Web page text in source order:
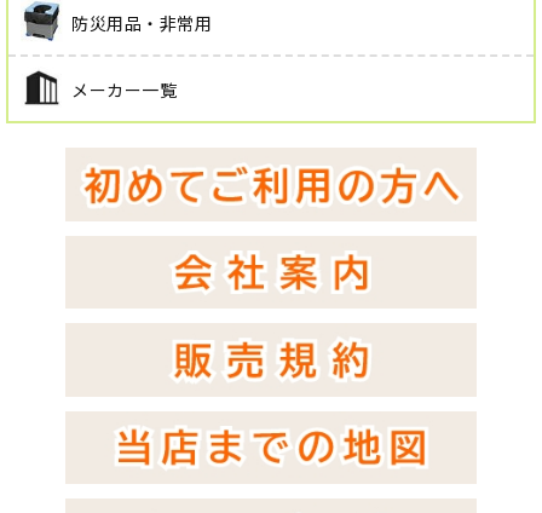
防災用品・非常用
メーカー一覧